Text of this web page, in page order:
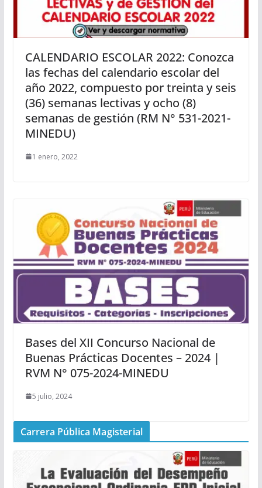
CALENDARIO ESCOLAR 2022: Conozca
las fechas del calendario escolar del
año 2022, compuesto por treinta y seis
(36) semanas lectivas y ocho (8)
semanas de gestión (RM N° 531-2021-
MINEDU)
1 enero, 2022
Bases del XII Concurso Nacional de
Buenas Prácticas Docentes – 2024 |
RVM N° 075-2024-MINEDU
5 julio, 2024
Carrera Pública Magisterial